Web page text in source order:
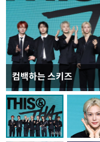
컴백하는 스키즈
지석천 뒤덮은 개구리